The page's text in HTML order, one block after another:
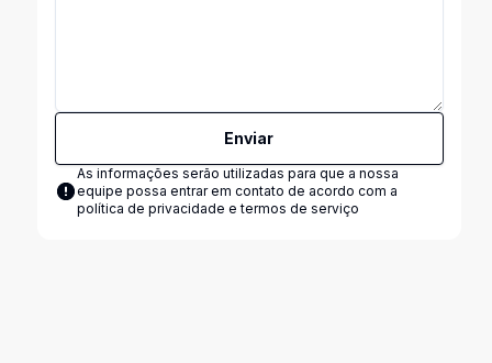
Enviar
As informações serão utilizadas para que a nossa
equipe possa entrar em contato de acordo com a
política de privacidade e termos de serviço